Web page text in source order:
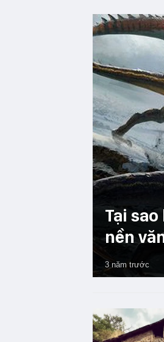
Tại
nền
3 năm trước